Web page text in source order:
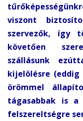
viszont
szervezők, így
követően
szállásunk
kijelölésre (eddig
örömmel
tágasabbak is
felszereltségre